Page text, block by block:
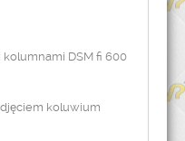
DSM fi 600
koluwium